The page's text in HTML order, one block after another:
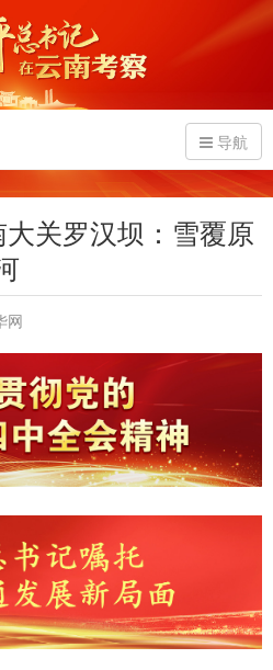
导航
关罗汉坝：雪覆原
网